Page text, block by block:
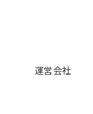
運営会社